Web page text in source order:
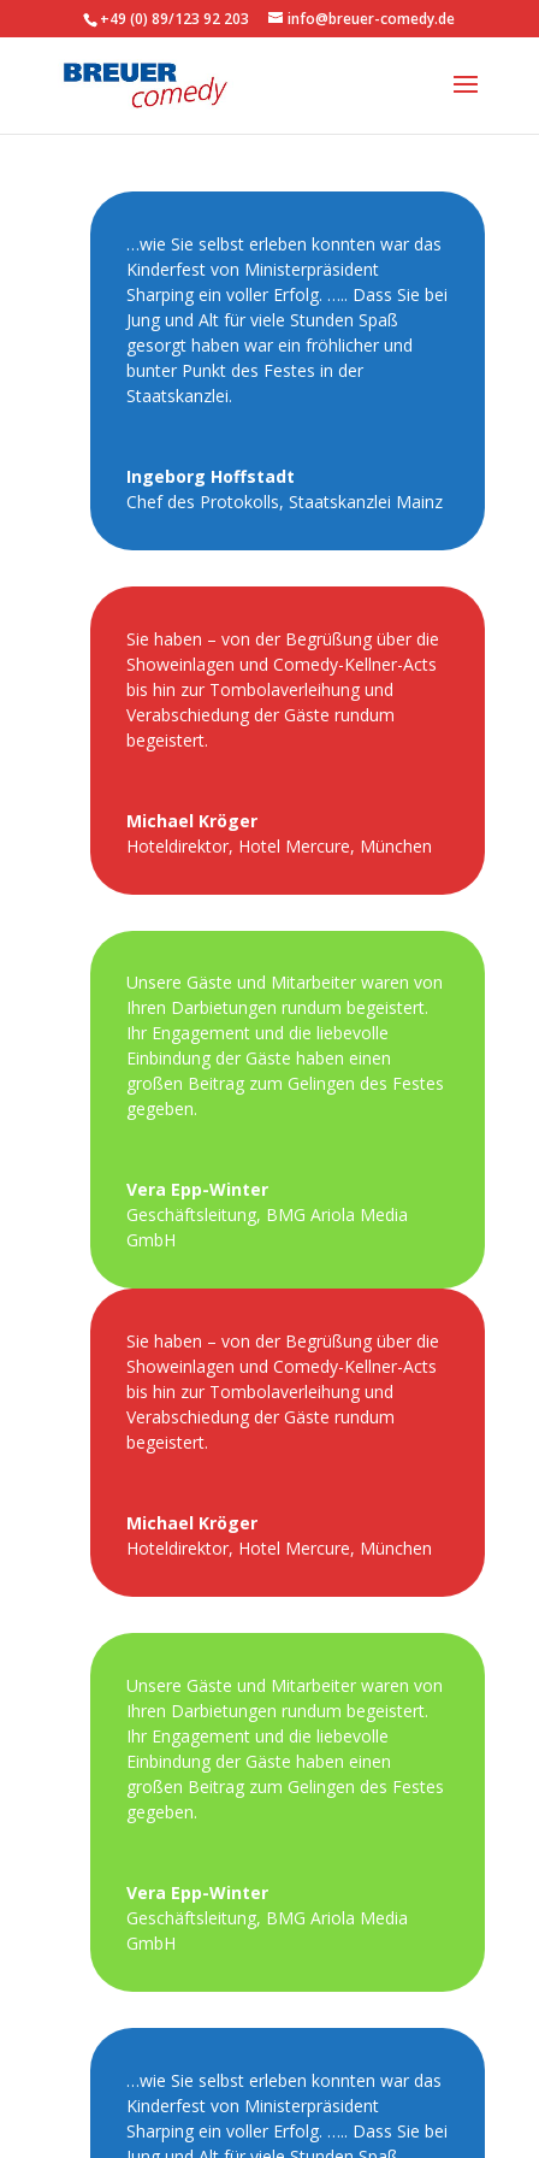
+49 (0) 89/123 92 203 info@breuer-comedy.de
…wie Sie selbst erleben konnten war das
Kinderfest von Ministerpräsident
Sharping ein voller Erfolg. ….. Dass Sie bei
Jung und Alt für viele Stunden Spaß
gesorgt haben war ein fröhlicher und
bunter Punkt des Festes in der
Staatskanzlei.
Ingeborg Hoffstadt
Chef des Protokolls, Staatskanzlei Mainz
Sie haben – von der Begrüßung über die
Showeinlagen und Comedy-Kellner-Acts
bis hin zur Tombolaverleihung und
Verabschiedung der Gäste rundum
begeistert.
Michael Kröger
Hoteldirektor, Hotel Mercure, München
Unsere Gäste und Mitarbeiter waren von
Ihren Darbietungen rundum begeistert.
Ihr Engagement und die liebevolle
Einbindung der Gäste haben einen
großen Beitrag zum Gelingen des Festes
gegeben.
Vera Epp-Winter
Geschäftsleitung, BMG Ariola Media
GmbH
Sie haben – von der Begrüßung über die
Showeinlagen und Comedy-Kellner-Acts
bis hin zur Tombolaverleihung und
Verabschiedung der Gäste rundum
begeistert.
Michael Kröger
Hoteldirektor, Hotel Mercure, München
Unsere Gäste und Mitarbeiter waren von
Ihren Darbietungen rundum begeistert.
Ihr Engagement und die liebevolle
Einbindung der Gäste haben einen
großen Beitrag zum Gelingen des Festes
gegeben.
Vera Epp-Winter
Geschäftsleitung, BMG Ariola Media
GmbH
…wie Sie selbst erleben konnten war das
Kinderfest von Ministerpräsident
Sharping ein voller Erfolg. ….. Dass Sie bei